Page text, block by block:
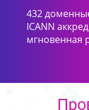
432
ICANN
мгновенная